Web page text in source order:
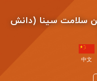
سلامت سینا (دانش
中文